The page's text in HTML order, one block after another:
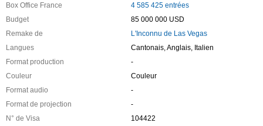
Box Office France
4 585 425 entrées
Budget
85 000 000 USD
Remake de
L'Inconnu de Las Vegas
Langues
Cantonais, Anglais, Italien
Format production
-
Couleur
Couleur
Format audio
-
Format de projection
-
N° de Visa
104422